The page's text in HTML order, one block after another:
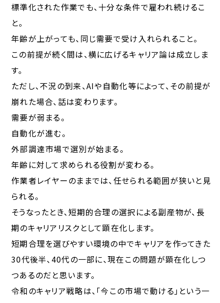
標準化された作業でも、十分な条件で雇われ続けるこ
と。
年齢が上がっても、同じ需要で受け入れられること。
この前提が続く間は、横に広げるキャリア論は成立しま
す。
ただし、不況の到来、AIや自動化等によって、その前提が
崩れた場合、話は変わります。
需要が弱まる。
自動化が進む。
外部調達市場で選別が始まる。
年齢に対して求められる役割が変わる。
作業者レイヤーのままでは、任せられる範囲が狭いと見
られる。
そうなったとき、短期的合理の選択による副産物が、長
期のキャリアリスクとして顕在化します。
短期合理を選びやすい環境の中でキャリアを作ってきた
30代後半、40代の一部に、現在この問題が顕在化しつ
つあるのだと思います。
令和のキャリア戦略は、「今この市場で動ける」という一